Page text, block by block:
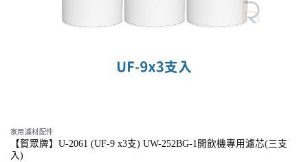
家用濾材配件
【賀眾牌】U-2061 (UF-9 x3支) UW-252BG-1開飲機專用濾芯(三支
入)